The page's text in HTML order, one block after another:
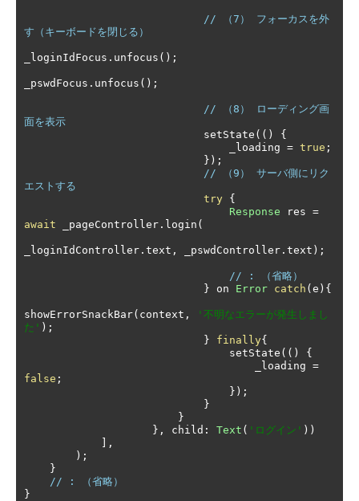
// （7） フォーカスを外
す（キーボードを閉じる）
_loginIdFocus . unfocus ();
_pswdFocus . unfocus ();
// （8） ローディング画
面を表示
                            setState
(()
{
                                _loading
= true ;
});
// （9） サーバ側にリク
エストする
try
{
Response res =
await _pageController . login (
_loginIdController . text , _pswdController . text );
// : （省略）
} on Error catch ( e ){
showErrorSnackBar( context ,
'不明なエラーが発生しまし
た' );
}
finally{
                                setState
(()
{
                                    _loading
=
false ;
});
}
}
},
child : Text ( 'ログイン' ))
],
);
}
// : （省略）
}